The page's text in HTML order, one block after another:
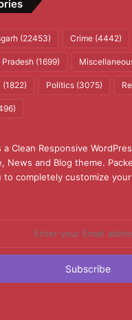
(22453) Crime(4442)
(1699)
(1822) Politics(3075)
a Clean Responsive
News and Blog theme.
to completely customize